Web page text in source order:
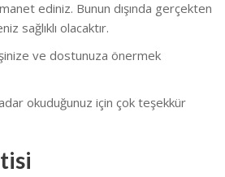
ediniz. Bunun dışında gerçekten
sağlıklı olacaktır.
ve dostunuza önermek
okuduğunuz için çok teşekkür